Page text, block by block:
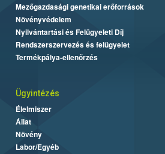
Mezőgazdasági genetikai erőforrások
Növényvédelem
Nyilvántartási és Felügyeleti Díj
Rendszerszervezés és felügyelet
Termékpálya-ellenőrzés
Ügyintézés
Élelmiszer
Állat
Növény
Labor/Egyéb